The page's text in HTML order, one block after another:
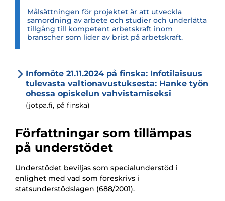
Målsättningen för projektet är att utveckla
samordning av arbete och studier och underlätta
tillgång till kompetent arbetskraft inom
branscher som lider av brist på arbetskraft.
Infomöte 21.11.2024 på finska: Infotilaisuus
tulevasta valtionavustuksesta: Hanke työn
ohessa opiskelun vahvistamiseksi
(jotpa.fi, på finska)
Författningar som tillämpas
på understödet
Understödet beviljas som specialunderstöd i
enlighet med vad som föreskrivs i
statsunderstödslagen (688/2001).